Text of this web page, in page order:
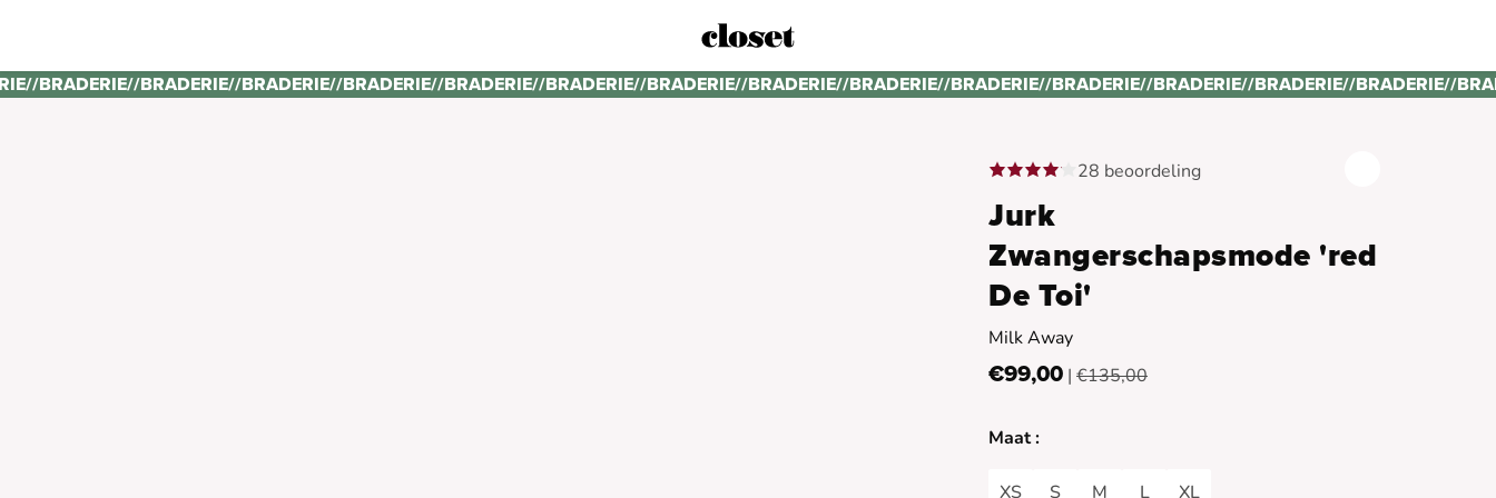
//BRADERIE//BRADERIE//BRADERIE//BRADERIE//BRADERIE//BRADERIE//BRADERIE//BRADERIE//BRADERIE//BRADERIE//BRADERIE//BRADERIE//BRADERIE//BRADERIE//
28 beoordeling
Jurk
Zwangerschapsmode 'red
De Toi'
Milk Away
€99,00 | €135,00
Maat :
XS S M L XL